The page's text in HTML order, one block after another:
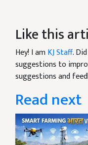
Like this
Hey! I amKJ Staff.
suggestions to
suggestions and
Read next